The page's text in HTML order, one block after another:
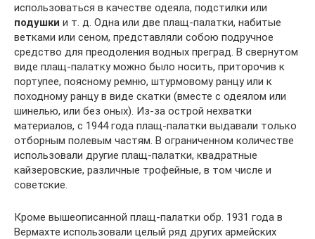
использоваться в качестве одеяла, подстилки или
подушки и т. д. Одна или две плащ-палатки, набитые
ветками или сеном, представляли собою подручное
средство для преодоления водных преград. В свернутом
виде плащ-палатку можно было носить, приторочив к
портупее, поясному ремню, штурмовому ранцу или к
походному ранцу в виде скатки (вместе с одеялом или
шинелью, или без оных). Из-за острой нехватки
материалов, с 1944 года плащ-палатки выдавали только
отборным полевым частям. В ограниченном количестве
использовали другие плащ-палатки, квадратные
кайзеровские, различные трофейные, в том числе и
советские.
Кроме вышеописанной плащ-палатки обр. 1931 года в
Вермахте использовали целый ряд других армейских